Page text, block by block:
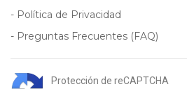
- Política de Privacidad
- Preguntas Frecuentes (FAQ)
Protección de reCAPTCHA